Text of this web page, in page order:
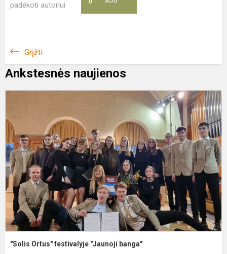
padėkoti autoriui
Grįžti
Ankstesnės naujienos
"Solis Ortus" festivalyje "Jaunoji banga"